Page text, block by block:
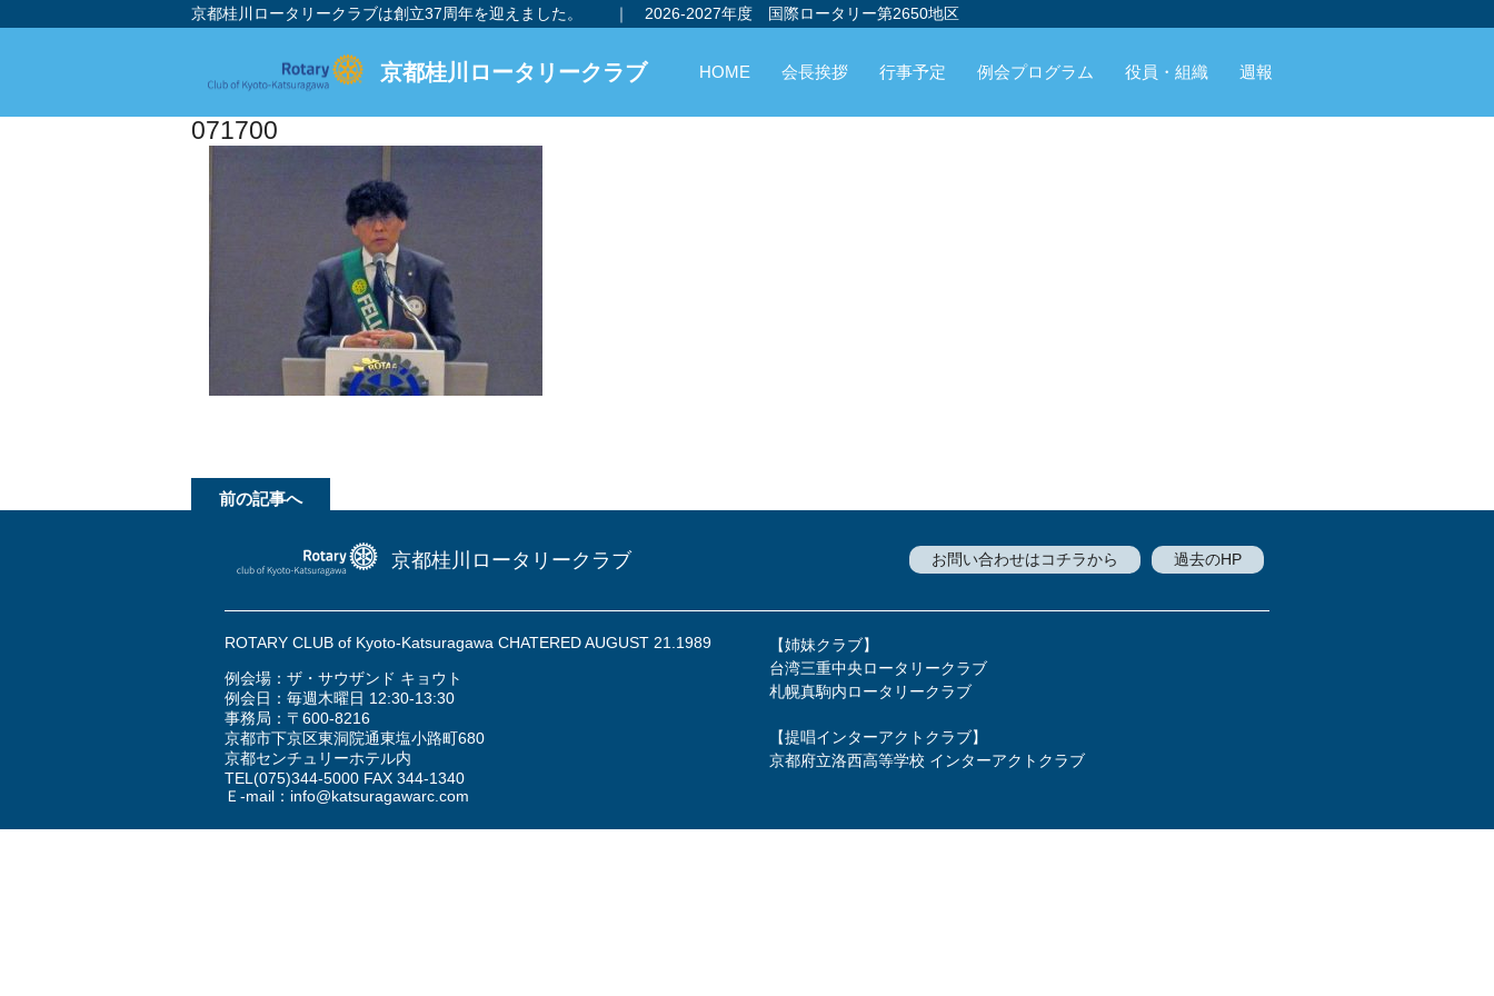
京都桂川ロータリークラブは創立37周年を迎えました。 ｜ 2026-2027年度 国際ロータリー第2650地区
京都桂川ロータリークラブ HOME 会長挨拶 行事予定 例会プログラム 役員・組織 週報
071700
前の記事へ
京都桂川ロータリークラブ 過去のHP
お問い合わせはコチラから
ROTARY CLUB of Kyoto-Katsuragawa CHATERED AUGUST 21.1989
例会場：ザ・サウザンド キョウト
例会日：毎週木曜日 12:30-13:30
事務局：〒600-8216
京都市下京区東洞院通東塩小路町680
京都センチュリーホテル内
TEL (075)344-5000 FAX 344-1340
Ｅ-mail： info@katsuragawarc.com
【姉妹クラブ】
台湾三重中央ロータリークラブ
札幌真駒内ロータリークラブ
【提唱インターアクトクラブ】
京都府立洛西高等学校 インターアクトクラブ